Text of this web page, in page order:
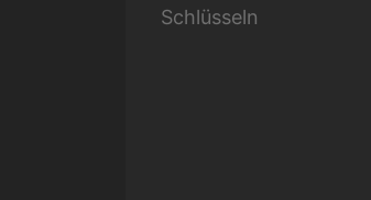
Schlüsseln